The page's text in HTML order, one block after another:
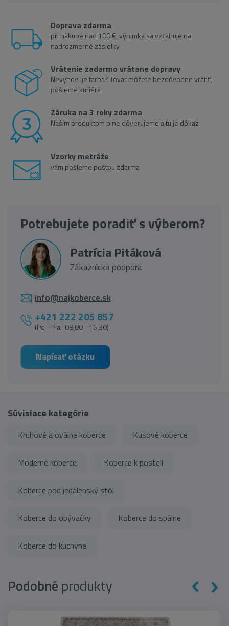
Doprava zdarma
pri nákupe nad 100 €, výnimka sa vzťahuje na
nadrozmerné zásielky
Vrátenie zadarmo vrátane dopravy
Nevyhovuje farba? Tovar môžete bezdôvodne vrátiť,
pošleme kuriéra
Záruka na 3 roky zdarma
Našim produktom plne dôverujeme a tu je dôkaz
Vzorky metráže
vám pošleme poštou zdarma
Potrebujete poradiť s výberom?
Patrícia Pitáková
Zákaznícka podpora
info@najkoberce.sk
+421 222 205 857
(Po - Pia 08:00 - 16:30)
Napísať otázku
Súvisiace kategórie
Kruhové a oválne koberce Kusové koberce
Moderné koberce Koberce k posteli
Koberce pod jedálenský stôl
Koberce do obývačky Koberce do spálne
Koberce do kuchyne
Podobné produkty